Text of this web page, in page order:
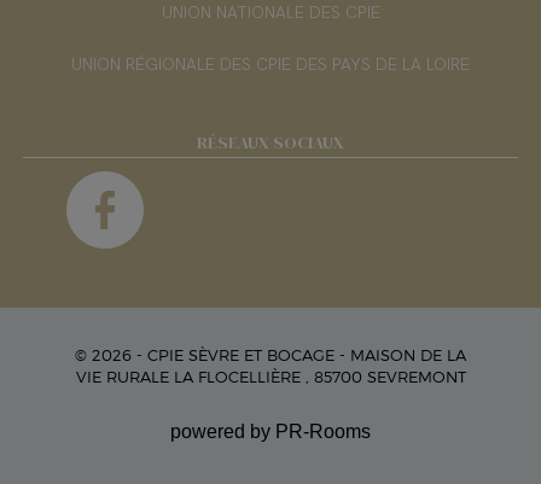
UNION NATIONALE DES CPIE
UNION RÉGIONALE DES CPIE DES PAYS DE LA LOIRE
RÉSEAUX SOCIAUX
© 2026 - CPIE SÈVRE ET BOCAGE - MAISON DE LA
VIE RURALE LA FLOCELLIÈRE , 85700 SEVREMONT
powered by PR-Rooms